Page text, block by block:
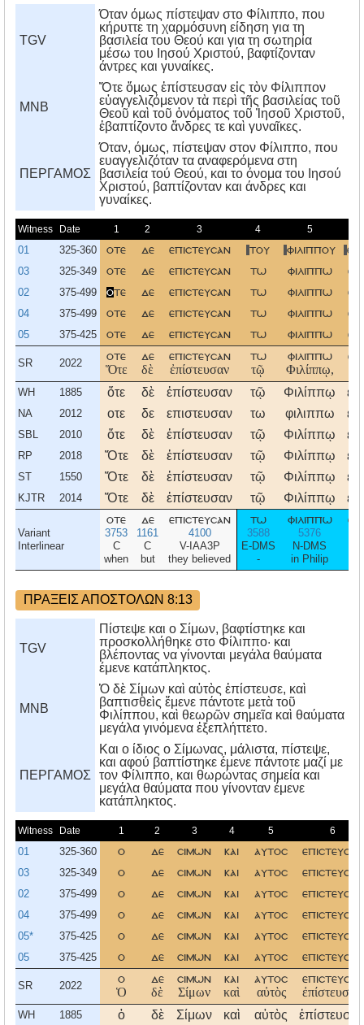
TGV
Όταν όμως πίστεψαν στο Φίλιππο, που
κήρυττε τη χαρμόσυνη είδηση για τη
βασιλεία του Θεού και για τη σωτηρία
μέσω του Ιησού Χριστού, βαφτίζονταν
άντρες και γυναίκες.
MNB
Ὅτε ὅμως ἐπίστευσαν εἰς τὸν Φίλιππον
εὐαγγελιζόμενον τὰ περὶ τῆς βασιλείας τοῦ
Θεοῦ καὶ τοῦ ὀνόματος τοῦ Ἰησοῦ Χριστοῦ,
ἐβαπτίζοντο ἄνδρες τε καὶ γυναῖκες.
ΠΕΡΓΑΜΟΣ
Όταν, όμως, πίστεψαν στον Φίλιππο, που
ευαγγελιζόταν τα αναφερόμενα στη
βασιλεία τού Θεού, και το όνομα του Iησού
Xριστού, βαπτίζονταν και άνδρες και
γυναίκες.
Witness Date 1 2 3 4 5
01 325-360 οτε δε επιστευσαν του φιλιππου
03 325-349 οτε δε επιστευσαν τω φιλιππω
02 375-499 οτε δε επιστευσαν τω φιλιππω
04 375-499 οτε δε επιστευσαν τω φιλιππω
05 375-425 οτε δε επιστευσαν τω φιλιππω
SR 2022
οτε
Ὅτε
δε
δὲ
επιστευσαν
ἐπίστευσαν
τω
τῷ
φιλιππω
Φιλίππῳ,
WH 1885 ὅτε δὲ ἐπίστευσαν τῷ Φιλίππῳ
NA 2012 οτε δε επιστευσαν τω φιλιππω
SBL 2010 ὅτε δὲ ἐπίστευσαν τῷ Φιλίππῳ
RP 2018 Ὅτε δὲ ἐπίστευσαν τῷ Φιλίππῳ
ST 1550 Ὅτε δὲ ἐπίστευσαν τῷ Φιλίππῳ
KJTR 2014 Ὅτε δὲ ἐπίστευσαν τῷ Φιλίππῳ
Variant
Interlinear
οτε
3753
C
when
δε
1161
C
but
επιστευσαν
4100
V-IAA3P
they believed
τω
3588
E-DMS
-
φιλιππω
5376
N-DMS
in Philip
ΠΡΑΞΕΙΣ ΑΠΟΣΤΟΛΩΝ 8:13
TGV
Πίστεψε και ο Σίμων, βαφτίστηκε και
προσκολλήθηκε στο Φίλιππο· και
βλέποντας να γίνονται μεγάλα θαύματα
έμενε κατάπληκτος.
MNB
Ὁ δὲ Σίμων καὶ αὐτὸς ἐπίστευσε, καὶ
βαπτισθεὶς ἔμενε πάντοτε μετὰ τοῦ
Φιλίππου, καὶ θεωρῶν σημεῖα καὶ θαύματα
μεγάλα γινόμενα ἐξεπλήττετο.
ΠΕΡΓΑΜΟΣ
Kαι ο ίδιος ο Σίμωνας, μάλιστα, πίστεψε,
και αφού βαπτίστηκε έμενε πάντοτε μαζί με
τον Φίλιππο, και θωρώντας σημεία και
μεγάλα θαύματα που γίνονταν έμενε
κατάπληκτος.
Witness Date 1 2 3 4 5 6
01 325-360 ο δε σιμων και αυτοσ επιστευσε
03 325-349 ο δε σιμων και αυτοσ επιστευσεν
02 375-499 ο δε σιμων και αυτοσ επιστευσεν
04 375-499 ο δε σιμων και αυτοσ επιστευσεν
05* 375-425 ο δε σιμων και αυτοσ επιστευσεν
05 375-425 ο δε σιμων και αυτοσ επιστευσεν
SR 2022
ο
Ὁ
δε
δὲ
σιμων
Σίμων
και
καὶ
αυτοσ
αὐτὸς
επιστευσεν
ἐπίστευσεν,
WH 1885 ὁ δὲ Σίμων καὶ αὐτὸς